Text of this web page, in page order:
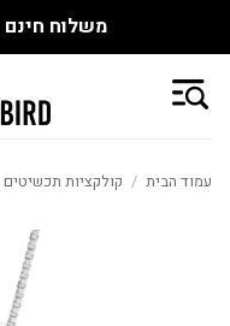
משלוח חינם
עמוד הבית / קולקציות תכשיטים